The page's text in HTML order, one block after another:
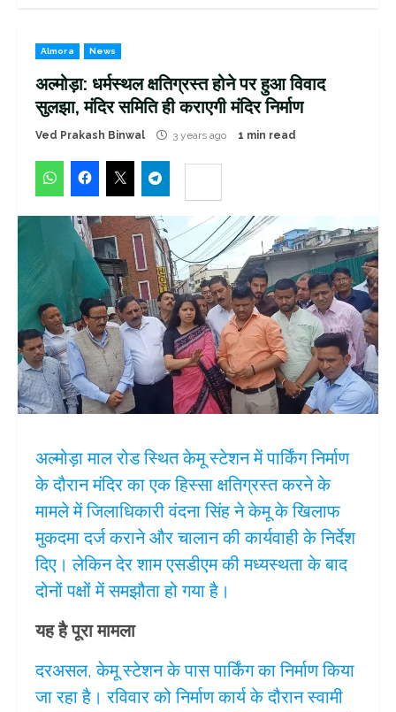
Almora News
अल्मोड़ा: धर्मस्थल क्षतिग्रस्त होने पर हुआ विवाद
सुलझा, मंदिर समिति ही कराएगी मंदिर निर्माण
Ved Prakash Binwal 3 years ago 1 min read
अल्मोड़ा माल रोड स्थित केमू स्टेशन में पार्किंग निर्माण
के दौरान मंदिर का एक हिस्सा क्षतिग्रस्त करने के
मामले में जिलाधिकारी वंदना सिंह ने केमू के खिलाफ
मुकदमा दर्ज कराने और चालान की कार्यवाही के निर्देश
दिए। लेकिन देर शाम एसडीएम की मध्यस्थता के बाद
दोनों पक्षों में समझौता हो गया है।
यह है पूरा मामला
दरअसल, केमू स्टेशन के पास पार्किंग का निर्माण किया
जा रहा है। रविवार को निर्माण कार्य के दौरान स्वामी